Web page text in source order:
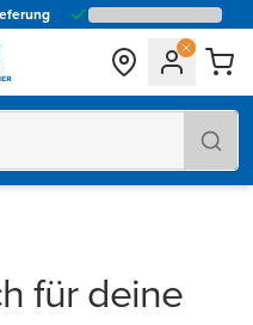
für deine